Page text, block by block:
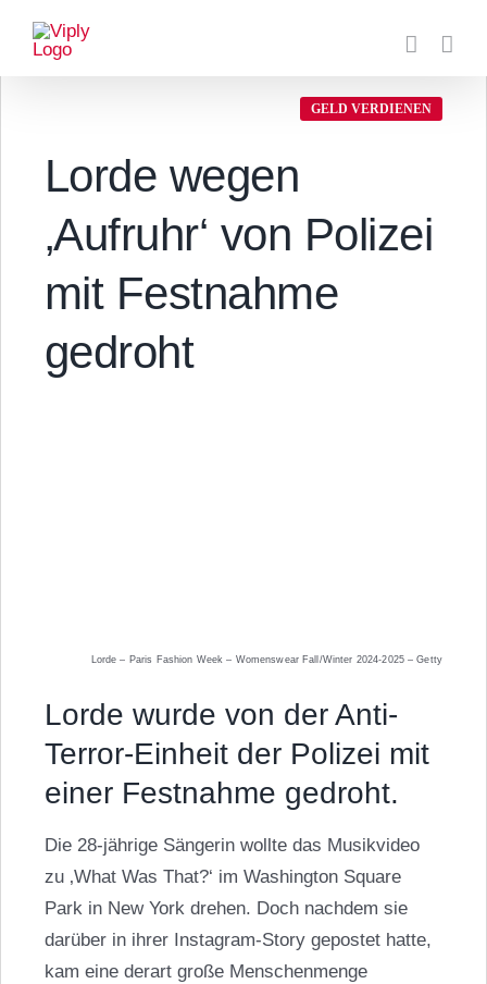
Inhalt
springen
GELD VERDIENEN
Lorde wegen
‚Aufruhr‘ von Polizei
mit Festnahme
gedroht
Lorde – Paris Fashion Week – Womenswear Fall/Winter 2024-2025 – Getty
Lorde wurde von der Anti-
Terror-Einheit der Polizei mit
einer Festnahme gedroht.
Die 28-jährige Sängerin wollte das Musikvideo
zu ‚What Was That?‘ im Washington Square
Park in New York drehen. Doch nachdem sie
darüber in ihrer Instagram-Story gepostet hatte,
kam eine derart große Menschenmenge